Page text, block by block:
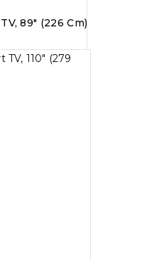
89″ (226 Cm)